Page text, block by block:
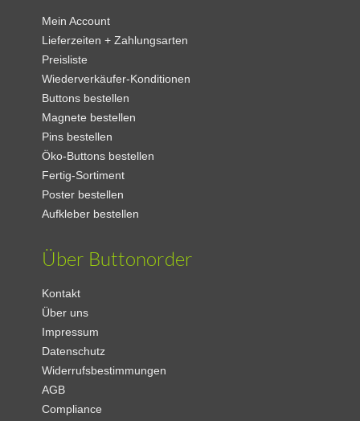
Mein Account
Lieferzeiten + Zahlungsarten
Preisliste
Wiederverkäufer-Konditionen
Buttons bestellen
Magnete bestellen
Pins bestellen
Öko-Buttons bestellen
Fertig-Sortiment
Poster bestellen
Aufkleber bestellen
Über Buttonorder
Kontakt
Über uns
Impressum
Datenschutz
Widerrufsbestimmungen
AGB
Compliance